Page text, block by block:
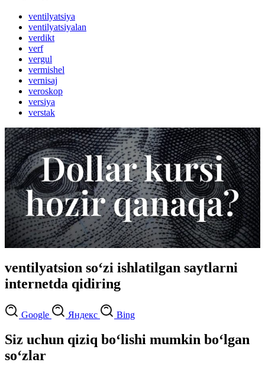
ventilyatsiya
ventilyatsiyalan
verdikt
verf
vergul
vermishel
vernisaj
veroskop
versiya
verstak
ventilyatsion so‘zi ishlatilgan saytlarni
internetda qidiring
Google Яндекс Bing
Siz uchun qiziq bo‘lishi mumkin bo‘lgan
so‘zlar